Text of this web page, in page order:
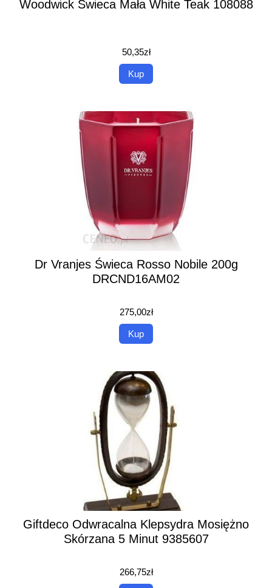
Woodwick Świeca Mała White Teak 108088
50,35zł
Kup
Dr Vranjes Świeca Rosso Nobile 200g
DRCND16AM02
275,00zł
Kup
Giftdeco Odwracalna Klepsydra Mosiężno
Skórzana 5 Minut 9385607
266,75zł